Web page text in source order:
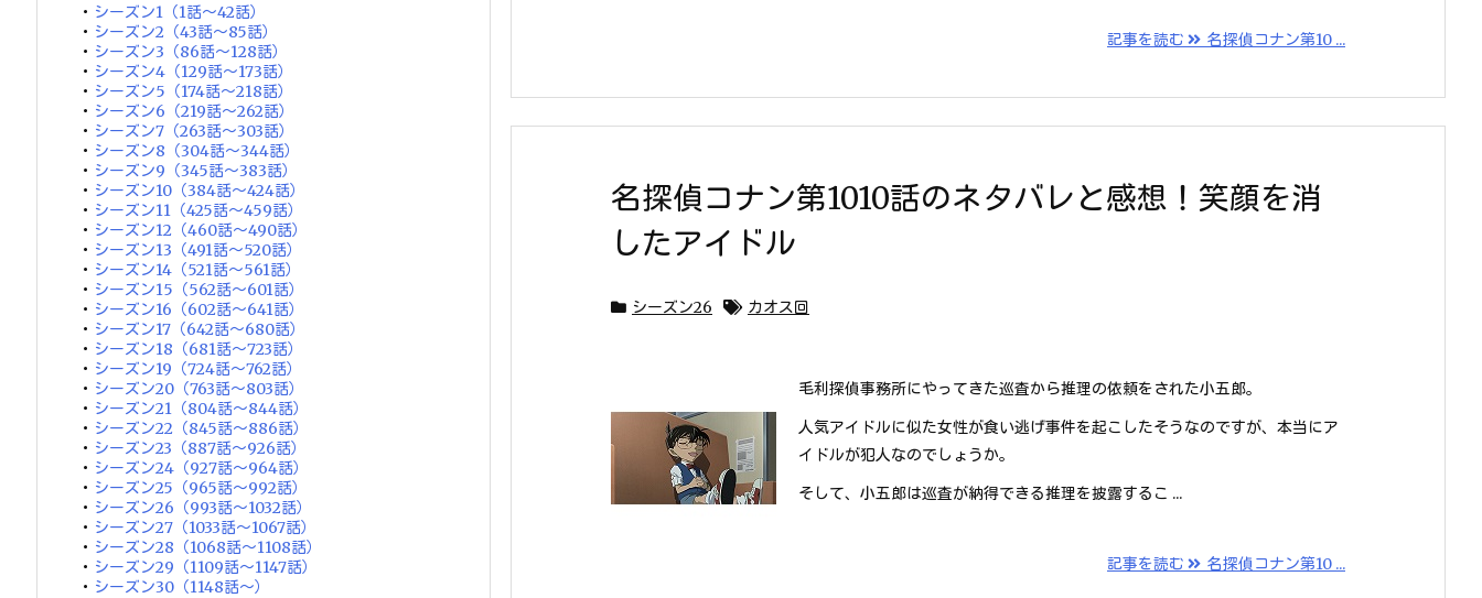
記事を読む 名探偵コナン第10 ...
名探偵コナン第1010話のネタバレと感想！笑顔を消
したアイドル
シーズン26 カオス回
毛利探偵事務所にやってきた巡査から推理の依頼をされた小五郎。
人気アイドルに似た女性が食い逃げ事件を起こしたそうなのですが、本当にア
イドルが犯人なのでしょうか。
そして、小五郎は巡査が納得できる推理を披露するこ ...
記事を読む 名探偵コナン第10 ...
・ シーズン1（1話～42話）
・ シーズン2（43話～85話）
・ シーズン3（86話～128話）
・ シーズン4（129話～173話）
・ シーズン5（174話～218話）
・ シーズン6（219話～262話）
・ シーズン7（263話～303話）
・ シーズン8（304話～344話）
・ シーズン9（345話～383話）
・ シーズン10（384話～424話）
・ シーズン11（425話～459話）
・ シーズン12（460話～490話）
・ シーズン13（491話～520話）
・ シーズン14（521話～561話）
・ シーズン15（562話～601話）
・ シーズン16（602話～641話）
・ シーズン17（642話～680話）
・ シーズン18（681話～723話）
・ シーズン19（724話～762話）
・ シーズン20（763話～803話）
・ シーズン21（804話～844話）
・ シーズン22（845話～886話）
・ シーズン23（887話～926話）
・ シーズン24（927話～964話）
・ シーズン25（965話～992話）
・ シーズン26（993話～1032話）
・ シーズン27（1033話～1067話）
・ シーズン28（1068話～1108話）
・ シーズン29（1109話～1147話）
・ シーズン30（1148話～）